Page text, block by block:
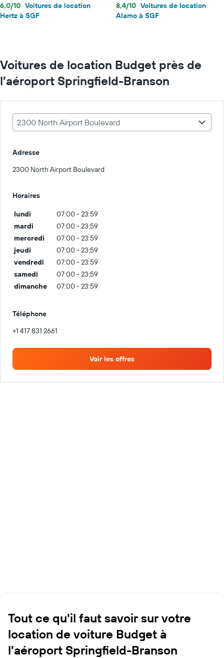
6,0/10 Voitures de location
Hertz à SGF
8,4/10 Voitures de location
Alamo à SGF
Voitures de location Budget près de
l’aéroport Springfield-Branson
2300 North Airport Boulevard
Adresse
2300 North Airport Boulevard
Horaires
lundi
07:00 - 23:59
mardi
07:00 - 23:59
mercredi
07:00 - 23:59
jeudi
07:00 - 23:59
vendredi
07:00 - 23:59
samedi
07:00 - 23:59
dimanche
07:00 - 23:59
Téléphone
+1 417 831 2661
Voir les offres
Tout ce qu'il faut savoir sur votre
location de voiture Budget à
l’aéroport Springfield-Branson